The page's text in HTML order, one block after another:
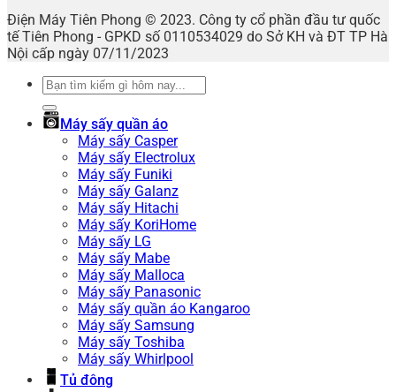
Điện Máy Tiên Phong © 2023. Công ty cổ phần đầu tư quốc
tế Tiên Phong - GPKD số 0110534029 do Sở KH và ĐT TP Hà
Nội cấp ngày 07/11/2023
Tìm
Máy sấy quần áo
Máy sấy Casper
Máy sấy Electrolux
Máy sấy Funiki
Máy sấy Galanz
Máy sấy Hitachi
Máy sấy KoriHome
Máy sấy LG
Máy sấy Mabe
Máy sấy Malloca
Máy sấy Panasonic
Máy sấy quần áo Kangaroo
Máy sấy Samsung
Máy sấy Toshiba
Máy sấy Whirlpool
Tủ đông